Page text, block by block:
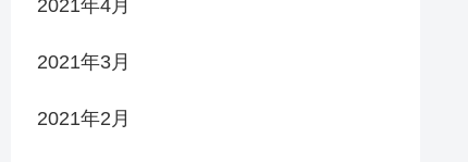
2021年4月
2021年3月
2021年2月